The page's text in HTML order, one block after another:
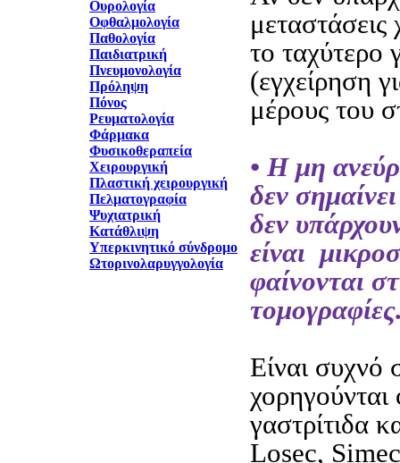
Ουρολογία
Οφθαλμολογία
Παθολογία
Παιδιατρική
Πνευμονολογία
Πρόληψη
Πόνος
Ρευματολογία
Φάρμακα
Φυσικοθεραπεία
Χειρουργική
Πλαστική χειρουργική
Πελματογραφία
Ψυχιατρική
Κατάθλιψη
Υπερκινητικό σύνδρομο
Ωτορινολαρυγγολογία
μεταστάσεις
το ταχύτερο
(εγχείρηση
μέρους του
• Η μη
δεν
δεν
είναι
φαίνονται
Είναι
γαστρίτιδα
Losec,